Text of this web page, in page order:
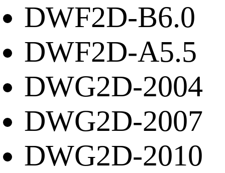
DWF2D-B6.0
DWF2D-A5.5
DWG2D-2004
DWG2D-2007
DWG2D-2010